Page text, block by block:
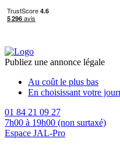
Publiez une annonce légale
Au coût le plus bas
En choisissant votre
01 84 21 09 27
7h00 à 19h00 (non surtaxé)
Espace JAL-Pro